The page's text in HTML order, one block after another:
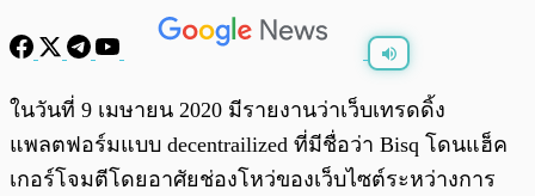
พร้อมเล่น 0:00/
ในวันที่ 9 เมษายน 2020 มีรายงานว่าเว็บเทรดดิ้ง
แพลตฟอร์มแบบ decentrailized ที่มีชื่อว่า Bisq โดนแฮ็ค
เกอร์โจมตีโดยอาศัยช่องโหว่ของเว็บไซต์ระหว่างการ